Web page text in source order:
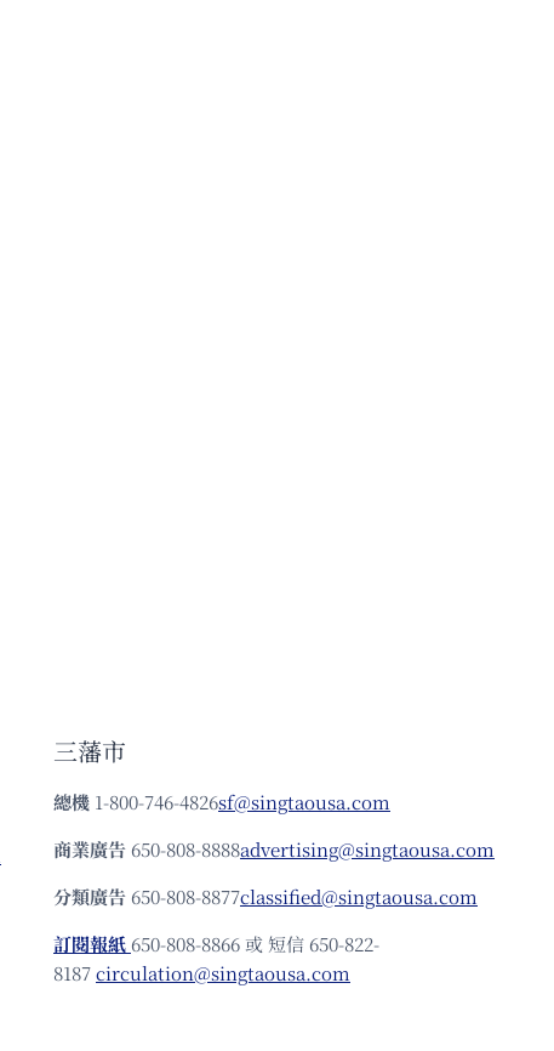
三藩市
總機 1-800-746-4826sf@singtaousa.com
商業廣告 650-808-8888advertising@singtaousa.com
分類廣告 650-808-8877classified@singtaousa.com
訂閱報紙 650-808-8866 或 短信 650-822-
8187circulation@singtaousa.com